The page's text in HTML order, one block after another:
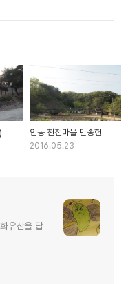
안동 천전마을 만송헌
2016.05.23
유산을 답